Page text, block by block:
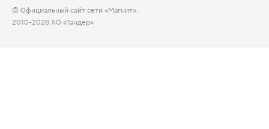
© Официальный сайт сети «Магнит».
2010-2026 АО «Тандер»